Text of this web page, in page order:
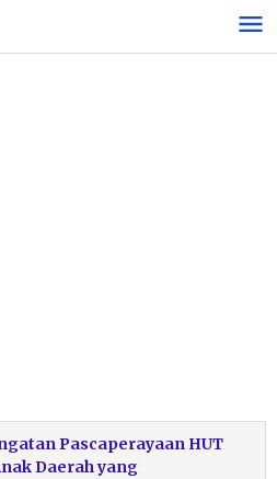
Pascaperayaan HUT
Daerah yang